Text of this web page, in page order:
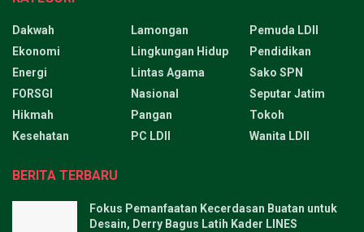
Dakwah
Ekonomi
Energi
FORSGI
Hikmah
Kesehatan
Lamongan
Lingkungan Hidup
Lintas Agama
Nasional
Pangan
PC LDII
Pemuda LDII
Pendidikan
Sako SPN
Seputar Jatim
Tokoh
Wanita LDII
BERITA TERBARU
Fokus Pemanfaatan Kecerdasan Buatan untuk
Desain, Derry Bagus Latih Kader LINES